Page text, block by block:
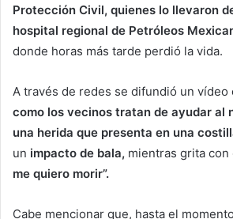
Protección Civil, quienes lo llevaron
hospital regional de Petróleos
donde horas más tarde perdió la vida.
A través de redes se difundió un vídeo
como los vecinos tratan de ayudar al
una herida que presenta en una
un impacto de bala, mientras grita
me quiero morir”.
Cabe mencionar que, hasta el